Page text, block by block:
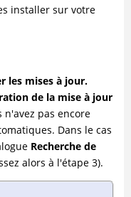
installer sur votre
les mises à jour.
de la mise à jour
pas encore
Dans le cas
Recherche de
alors à l'étape 3).